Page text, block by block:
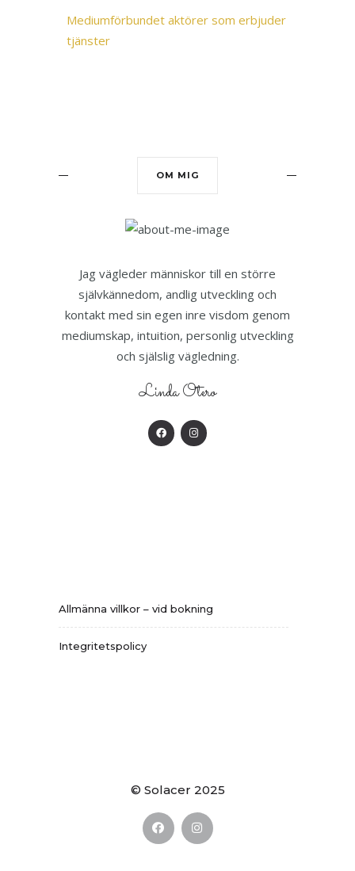
Mediumförbundet aktörer som erbjuder
tjänster
OM MIG
Jag vägleder människor till en större
självkännedom, andlig utveckling och
kontakt med sin egen inre visdom genom
mediumskap, intuition, personlig utveckling
och själslig vägledning.
Linda Otero
Allmänna villkor – vid bokning
Integritetspolicy
© Solacer 2025